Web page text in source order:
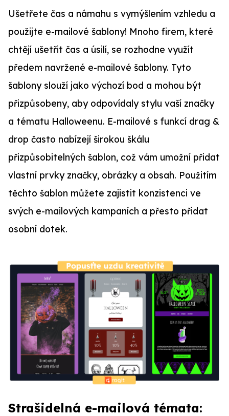
Ušetřete čas a námahu s vymýšlením vzhledu a
použijte e-mailové šablony! Mnoho firem, které
chtějí ušetřit čas a úsilí, se rozhodne využít
předem navržené e-mailové šablony. Tyto
šablony slouží jako výchozí bod a mohou být
přizpůsobeny, aby odpovídaly stylu vaší značky
a tématu Halloweenu. E-mailové s funkcí drag &
drop často nabízejí širokou škálu
přizpůsobitelných šablon, což vám umožní přidat
vlastní prvky značky, obrázky a obsah. Použitím
těchto šablon můžete zajistit konzistenci ve
svých e-mailových kampaních a přesto přidat
osobní dotek.
Strašidelná e-mailová témata: